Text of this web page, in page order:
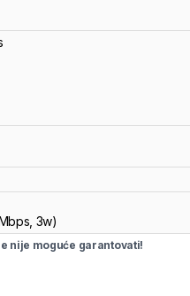
3w)
nije moguće garantovati!